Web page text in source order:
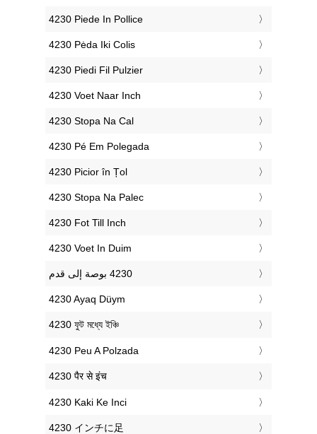
‎4230 Piede In Pollice
‎4230 Pėda Iki Colis
‎4230 Piedi Fil Pulzier
‎4230 Voet Naar Inch
‎4230 Stopa Na Cal
‎4230 Pé Em Polegada
‎4230 Picior în Țol
‎4230 Stopa Na Palec
‎4230 Fot Till Inch
‎4230 Voet In Duim
‎4230 Ayaq Düym
‎4230 ফুট মধ্যে ইঞ্চি
‎4230 Peu A Polzada
‎4230 पैर से इंच
‎4230 Kaki Ke Inci
‎4230 インチに足